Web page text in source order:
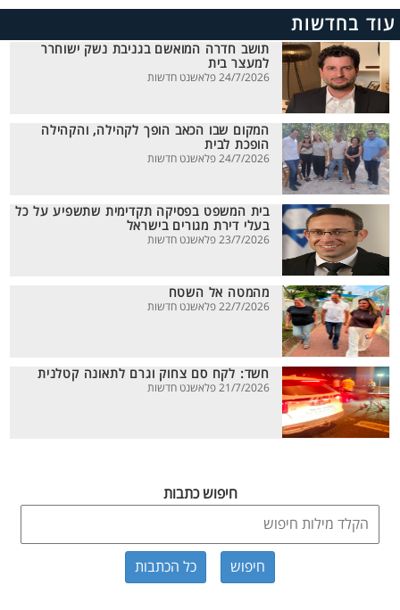
עוד בחדשות
תושב חדרה המואשם בגניבת נשק ישוחרר
למעצר בית
24/7/2026 פלאשנט חדשות
המקום שבו הכאב הופך לקהילה, והקהילה
הופכת לבית
24/7/2026 פלאשנט חדשות
בית המשפט בפסיקה תקדימית שתשפיע על כל
בעלי דירת מגורים בישראל
23/7/2026 פלאשנט חדשות
מהמטה אל השטח
22/7/2026 פלאשנט חדשות
חשד: לקח סם צחוק וגרם לתאונה קטלנית
21/7/2026 פלאשנט חדשות
חיפוש כתבות
כל הכתבות